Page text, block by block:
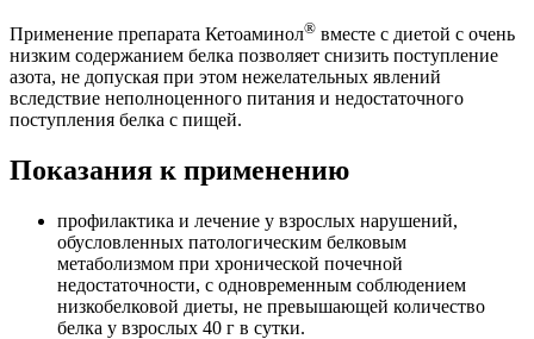
Применение препарата Кетоаминол® вместе с диетой с очень
низким содержанием белка позволяет снизить поступление
азота, не допуская при этом нежелательных явлений
вследствие неполноценного питания и недостаточного
поступления белка с пищей.
Показания к применению
профилактика и лечение у взрослых нарушений,
обусловленных патологическим белковым
метаболизмом при хронической почечной
недостаточности, с одновременным соблюдением
низкобелковой диеты, не превышающей количество
белка у взрослых 40 г в сутки.